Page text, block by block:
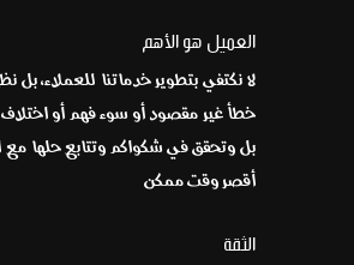
العميل هو الأهم
لا نكتفي بتطوير خدماتنا للعملاء،
خطأ غير مقصود أو سوء فهم أو اختلاف
بل وتحقق في شكواكم وتتابع حلها مع
أقصر وقت ممكن
الثقة